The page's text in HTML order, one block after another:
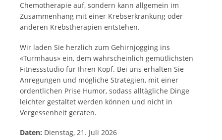
Chemotherapie auf, sondern kann allgemein im
Zusammenhang mit einer Krebserkrankung oder
anderen Krebstherapien entstehen.
Wir laden Sie herzlich zum Gehirnjogging ins
«Turmhaus» ein, dem wahrscheinlich gemütlichsten
Fitnessstudio für Ihren Kopf. Bei uns erhalten Sie
Anregungen und mögliche Strategien, mit einer
ordentlichen Prise Humor, sodass alltägliche Dinge
leichter gestaltet werden können und nicht in
Vergessenheit geraten.
Daten: Dienstag, 21. Juli 2026